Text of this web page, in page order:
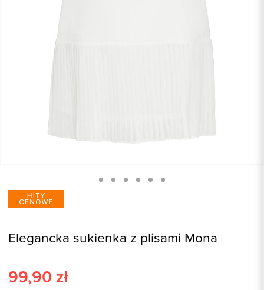
Elegancka sukienka z plisami Mona
99,90 zł